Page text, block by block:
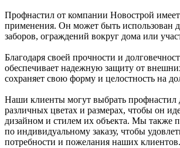
Профнастил от компании Новострой
применения. Он может быть использован
заборов, ограждений вокруг дома или
Благодаря своей прочности и
обеспечивает надежную защиту от
сохраняет свою форму и целостность на
Наши клиенты могут выбрать профнастил
различных цветах и размерах, чтобы он
дизайном и стилем их объекта. Мы также
по индивидуальному заказу, чтобы
потребности и пожелания наших клиентов.